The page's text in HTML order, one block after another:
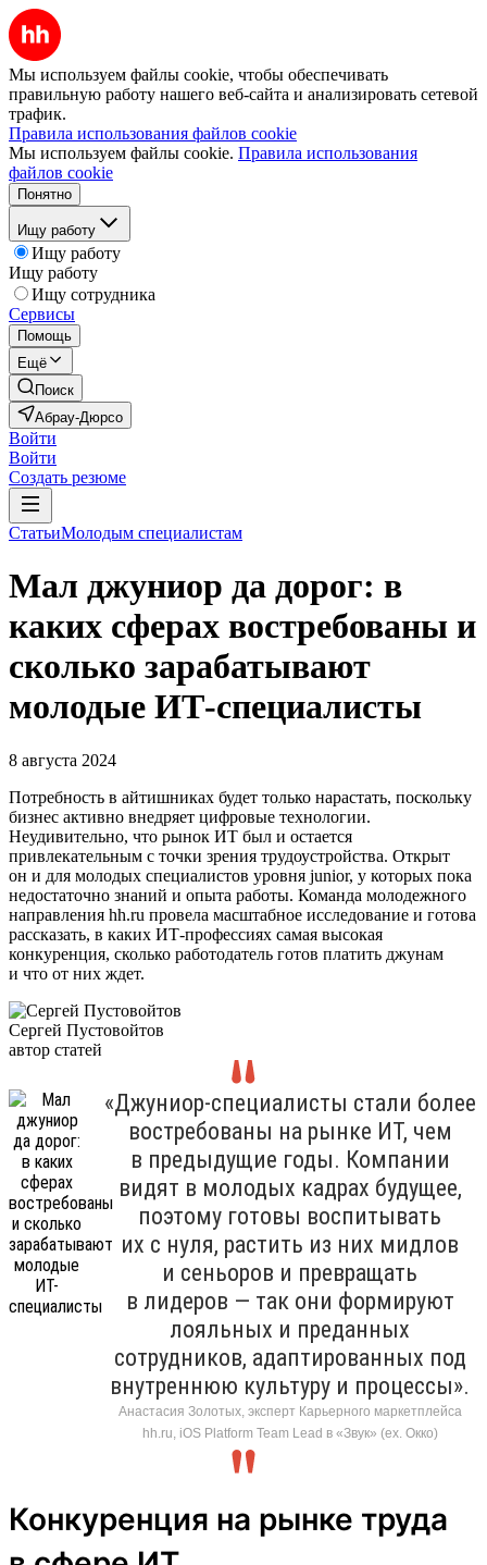
Мы используем файлы cookie, чтобы обеспечивать
правильную работу нашего веб-сайта и анализировать сетевой
трафик.
Правила использования файлов cookie
Мы используем файлы cookie. Правила использования
файлов cookie
Понятно
Ищу работу
Ищу работу
Ищу работу
Ищу сотрудника
Сервисы
Помощь
Ещё
Поиск
Абрау-Дюрсо
Войти
Войти
Создать резюме
СтатьиМолодым специалистам
Мал джуниор да дорог: в
каких сферах востребованы и
сколько зарабатывают
молодые ИТ-специалисты
8 августа 2024
Потребность в айтишниках будет только нарастать, поскольку
бизнес активно внедряет цифровые технологии.
Неудивительно, что рынок ИТ был и остается
привлекательным с точки зрения трудоустройства. Открыт
он и для молодых специалистов уровня junior, у которых пока
недостаточно знаний и опыта работы. Команда молодежного
направления hh.ru провела масштабное исследование и готова
рассказать, в каких ИТ-профессиях самая высокая
конкуренция, сколько работодатель готов платить джунам
и что от них ждет.
Сергей Пустовойтов
автор статей
«Джуниор-специалисты стали более
востребованы на рынке ИТ, чем
в предыдущие годы. Компании
видят в молодых кадрах будущее,
поэтому готовы воспитывать
их с нуля, растить из них мидлов
и сеньоров и превращать
в лидеров — так они формируют
лояльных и преданных
сотрудников, адаптированных под
внутреннюю культуру и процессы».
Анастасия Золотых, эксперт Карьерного маркетплейса
hh.ru, iOS Platform Team Lead в «Звук» (ex. Окко)
Конкуренция на рынке труда